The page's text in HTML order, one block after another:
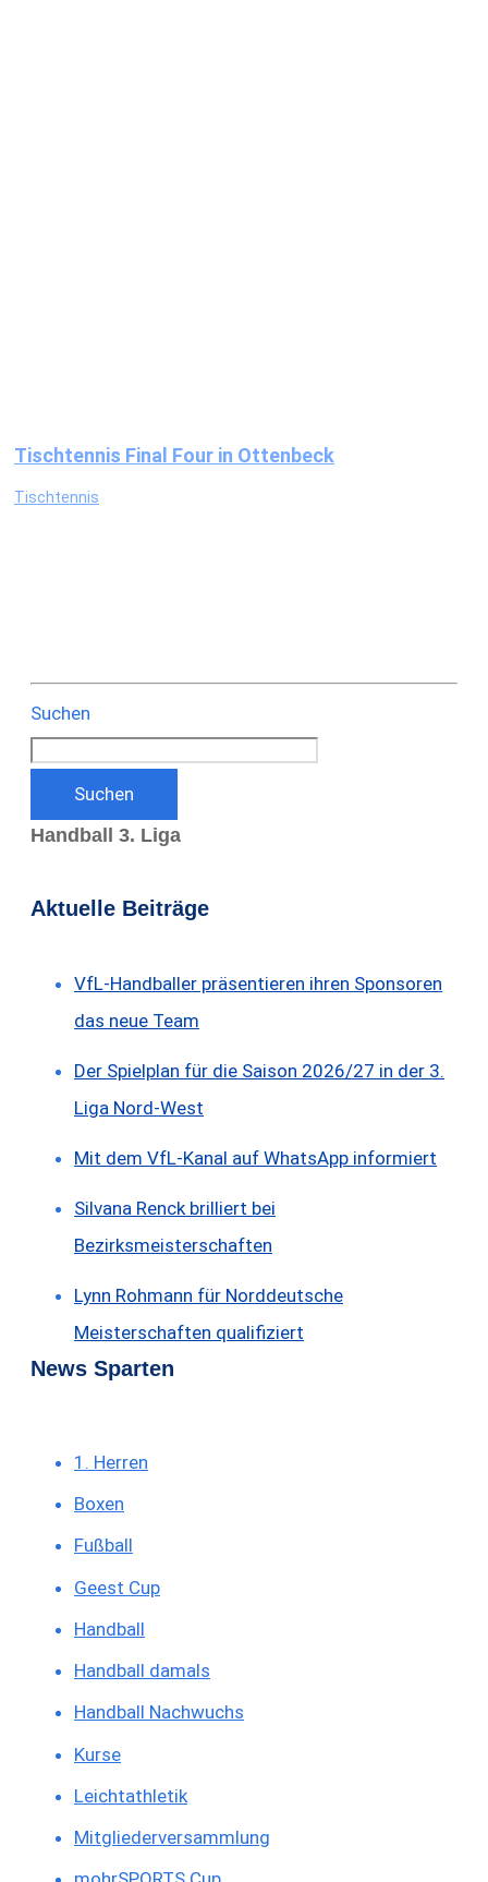
Tischtennis Final Four in Ottenbeck
Tischtennis
Suchen
Suchen
Handball 3. Liga
Aktuelle Beiträge
VfL-Handballer präsentieren ihren Sponsoren
das neue Team
Der Spielplan für die Saison 2026/27 in der 3.
Liga Nord-West
Mit dem VfL-Kanal auf WhatsApp informiert
Silvana Renck brilliert bei
Bezirksmeisterschaften
Lynn Rohmann für Norddeutsche
Meisterschaften qualifiziert
News Sparten
1. Herren
Boxen
Fußball
Geest Cup
Handball
Handball damals
Handball Nachwuchs
Kurse
Leichtathletik
Mitgliederversammlung